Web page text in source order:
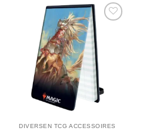
DIVERSEN TCG ACCESSOIRES